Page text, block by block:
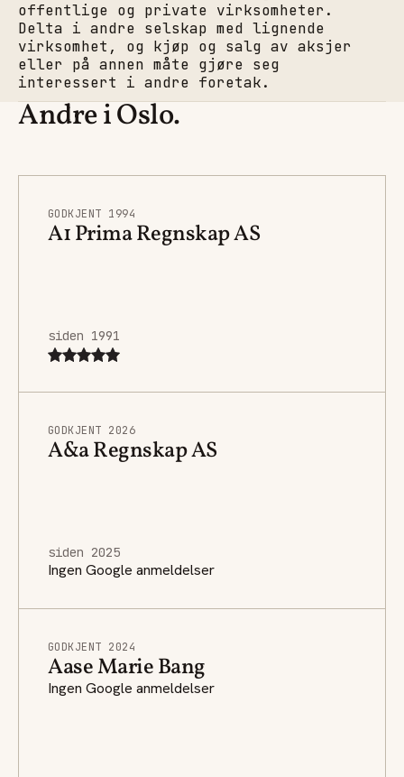
offentlige og private virksomheter.
Delta i andre selskap med lignende
virksomhet, og kjøp og salg av aksjer
eller på annen måte gjøre seg
interessert i andre foretak.
Andre i Oslo.
GODKJENT 1994
A1 Prima Regnskap AS
siden 1991
GODKJENT 2026
A&a Regnskap AS
siden 2025
Ingen Google anmeldelser
GODKJENT 2024
Aase Marie Bang
Ingen Google anmeldelser